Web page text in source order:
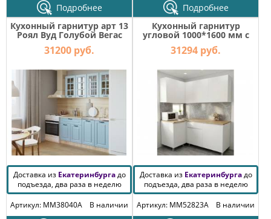
Подробнее
Подробнее
Кухонный гарнитур арт 13
Роял Вуд Голубой Вегас
1600 мм
31200 руб.
Доставка из Екатеринбургадо
подъезда, два раза в неделю
Артикул: MM38040A
В наличии
Кухонный гарнитур
угловой 1000*1600 мм с
двумя столешницами
31294 руб.
Доставка из Екатеринбургадо
подъезда, два раза в неделю
Артикул: MM52823A
В наличии